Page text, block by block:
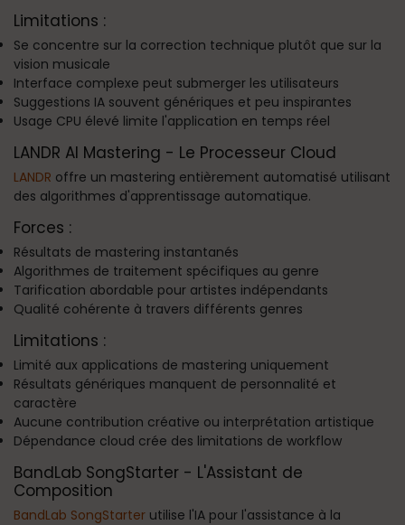
Limitations :
Se concentre sur la correction technique plutôt que sur la
vision musicale
Interface complexe peut submerger les utilisateurs
Suggestions IA souvent génériques et peu inspirantes
Usage CPU élevé limite l'application en temps réel
LANDR AI Mastering - Le Processeur Cloud
LANDR offre un mastering entièrement automatisé utilisant
des algorithmes d'apprentissage automatique.
Forces :
Résultats de mastering instantanés
Algorithmes de traitement spécifiques au genre
Tarification abordable pour artistes indépendants
Qualité cohérente à travers différents genres
Limitations :
Limité aux applications de mastering uniquement
Résultats génériques manquent de personnalité et
caractère
Aucune contribution créative ou interprétation artistique
Dépendance cloud crée des limitations de workflow
BandLab SongStarter - L'Assistant de
Composition
BandLab SongStarter utilise l'IA pour l'assistance à la